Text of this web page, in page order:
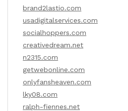
brand2lastio.com
usadigitalservices.com
socialhoppers.com
creativedream.net
n2315.com
getwebonline.com
onlyfansheaven.com
lky08.com
ralph-fiennes.net